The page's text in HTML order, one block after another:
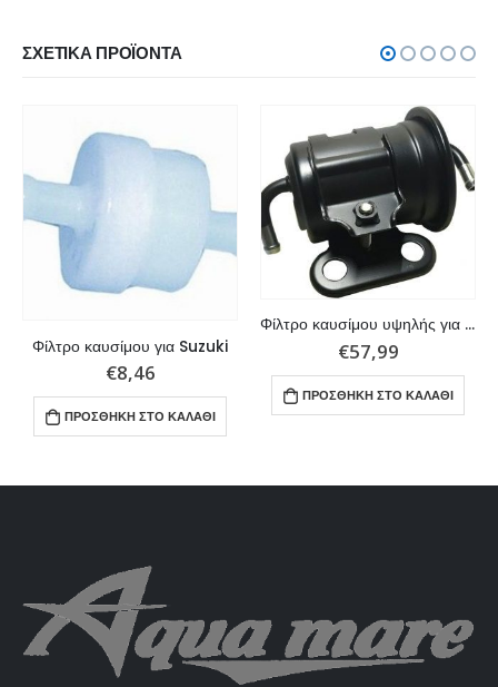
ΣΧΕΤΙΚΆ ΠΡΟΪΌΝΤΑ
Φίλτρο καυσίμου για Suzuki
€8,46
ΠΡΟΣΘΉΚΗ ΣΤΟ ΚΑΛΆΘΙ
Φίλτρο καυσίμου υψηλής για Suzuki 150-200hp
€57,99
ΠΡΟΣΘΉΚΗ ΣΤΟ ΚΑΛΆΘΙ